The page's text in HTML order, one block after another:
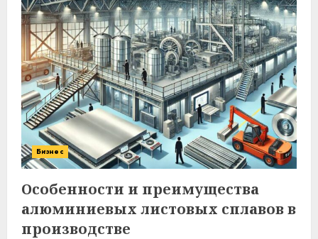
Бизнес
Особенности и преимущества
алюминиевых листовых сплавов в
производстве